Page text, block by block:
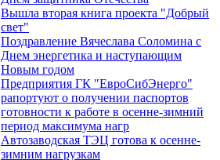
Вышла вторая книга проекта "Добрый
свет"
Поздравление Вячеслава Соломина с
Днем энергетика и наступающим
Новым годом
Предприятия ГК "ЕвроСибЭнерго"
рапортуют о получении паспортов
готовности к работе в осенне-зимний
период максимума нагр
Автозаводская ТЭЦ готова к осенне-
зимним нагрузкам